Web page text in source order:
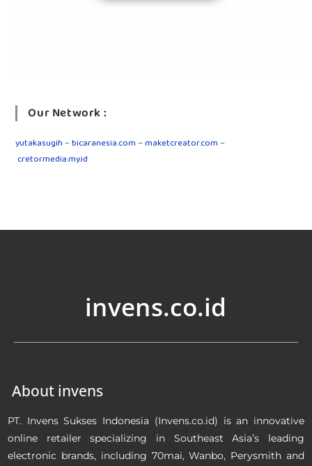
Our Network :
yutakasugih–bicaranesia.com–maketcreator.com–
cretormedia.my.id
invens.co.id
About invens
PT. Invens Sukses Indonesia (Invens.co.id) is an innovative
online retailer specializing in Southeast Asia’s leading
electronic brands, including 70mai, Wanbo, Perysmith and